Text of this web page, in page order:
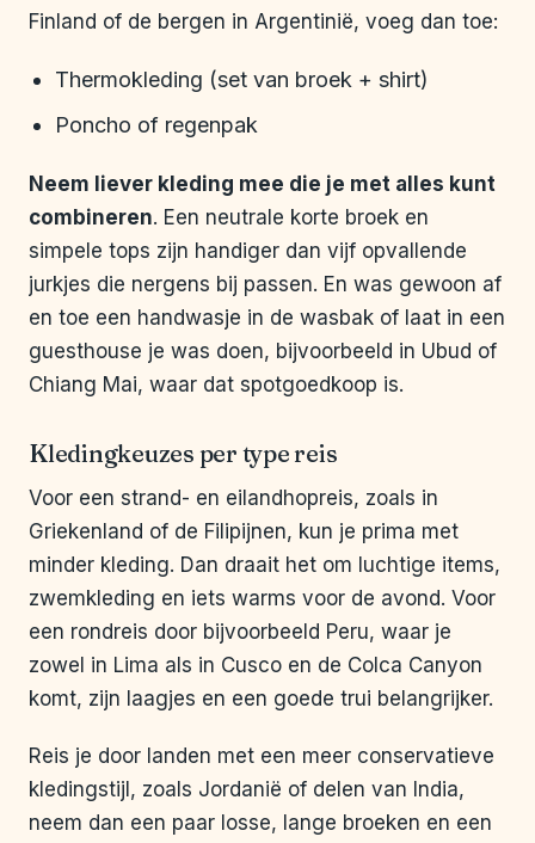
Finland of de bergen in Argentinië, voeg dan toe:
Thermokleding (set van broek + shirt)
Poncho of regenpak
Neem liever kleding mee die je met alles kunt
combineren. Een neutrale korte broek en
simpele tops zijn handiger dan vijf opvallende
jurkjes die nergens bij passen. En was gewoon af
en toe een handwasje in de wasbak of laat in een
guesthouse je was doen, bijvoorbeeld in Ubud of
Chiang Mai, waar dat spotgoedkoop is.
Kledingkeuzes per type reis
Voor een strand- en eilandhopreis, zoals in
Griekenland of de Filipijnen, kun je prima met
minder kleding. Dan draait het om luchtige items,
zwemkleding en iets warms voor de avond. Voor
een rondreis door bijvoorbeeld Peru, waar je
zowel in Lima als in Cusco en de Colca Canyon
komt, zijn laagjes en een goede trui belangrijker.
Reis je door landen met een meer conservatieve
kledingstijl, zoals Jordanië of delen van India,
neem dan een paar losse, lange broeken en een